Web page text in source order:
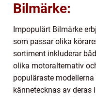
Bilmärke:
Impopulärt Bilmärke
som passar olika
sortiment inkluderar
olika motoralternativ
populäraste modellerna
kännetecknas av